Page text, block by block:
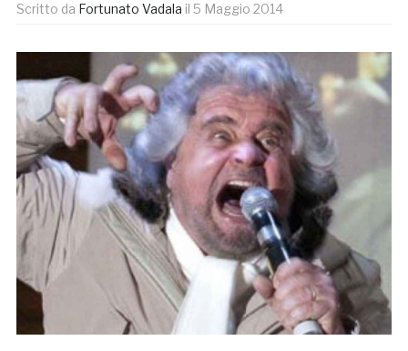
Scritto da Fortunato Vadala il 5 Maggio 2014